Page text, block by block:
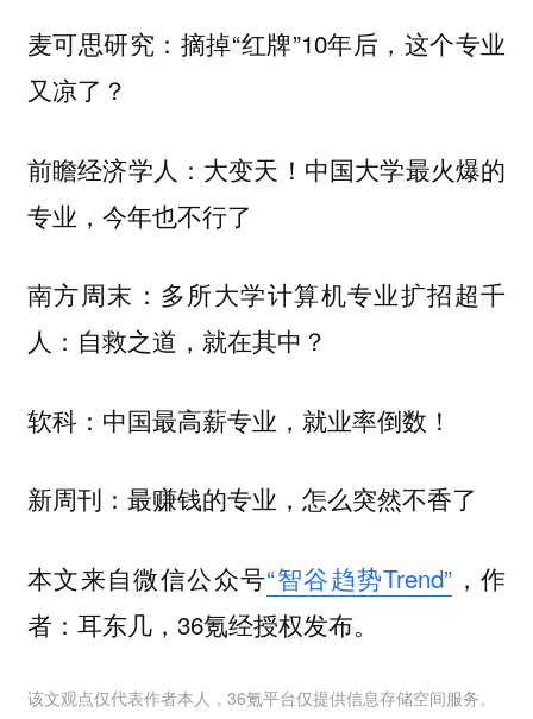
麦可思研究：摘掉“红牌”10年后，这个专业
又凉了？
前瞻经济学人：大变天！中国大学最火爆的
专业，今年也不行了
南方周末：多所大学计算机专业扩招超千
人：自救之道，就在其中？
软科：中国最高薪专业，就业率倒数！
新周刊：最赚钱的专业，怎么突然不香了
本文来自微信公众号“智谷趋势Trend” ，作
者：耳东几，36氪经授权发布。
该文观点仅代表作者本人，36氪平台仅提供信息存储空间服务。